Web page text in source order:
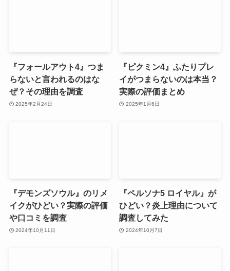
『フォールアウト4』つま
らないと言われるのはな
ぜ？その理由を調査
2025年2月24日
『ピクミン4』ふたりプレ
イがつまらないのは本当？
実際の評価まとめ
2025年1月6日
『デモンズソウル』のリメ
イクがひどい？実際の評価
や口コミを調査
2024年10月11日
『ペルソナ5 ロイヤル』が
ひどい？炎上理由について
調査してみた
2024年10月7日